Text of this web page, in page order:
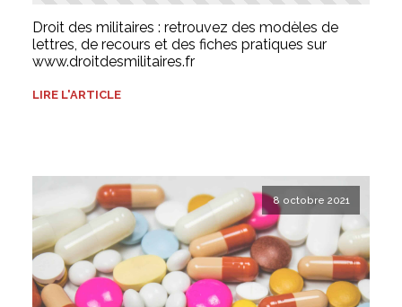
Droit des militaires : retrouvez des modèles de
lettres, de recours et des fiches pratiques sur
www.droitdesmilitaires.fr
LIRE L'ARTICLE
8 octobre 2021